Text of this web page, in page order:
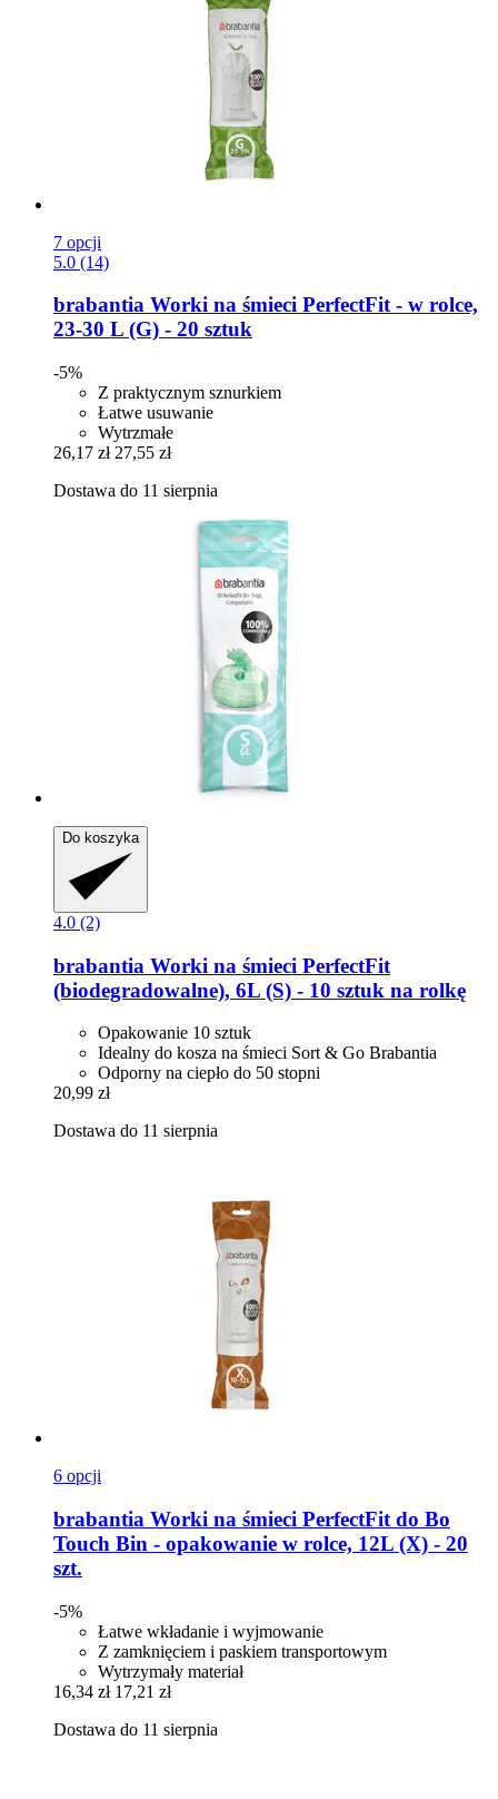
7 opcji
5.0 (14)
brabantia Worki na śmieci PerfectFit -​ w rolce,
23-​30 L (G) -​ 20 sztuk
-5%
Z praktycznym sznurkiem
Łatwe usuwanie
Wytrzmałe
26,17 zł 27,55 zł
Dostawa do 11 sierpnia
Do koszyka
4.0 (2)
brabantia Worki na śmieci PerfectFit
(biodegradowalne), 6L (S) -​ 10 sztuk na rolkę
Opakowanie 10 sztuk
Idealny do kosza na śmieci Sort & Go Brabantia
Odporny na ciepło do 50 stopni
20,99 zł
Dostawa do 11 sierpnia
6 opcji
brabantia Worki na śmieci PerfectFit do Bo
Touch Bin -​ opakowanie w rolce, 12L (X) -​ 20
szt.
-5%
Łatwe wkładanie i wyjmowanie
Z zamknięciem i paskiem transportowym
Wytrzymały materiał
16,34 zł 17,21 zł
Dostawa do 11 sierpnia